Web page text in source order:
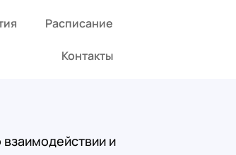
Расписание
Контакты
и